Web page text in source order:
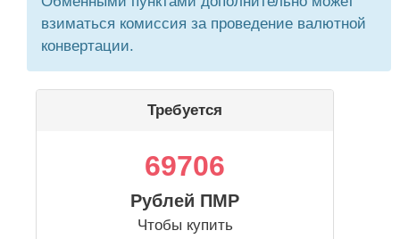
взиматься комиссия за проведение валютной
конвертации.
Требуется
69706
Рублей ПМР
Чтобы купить